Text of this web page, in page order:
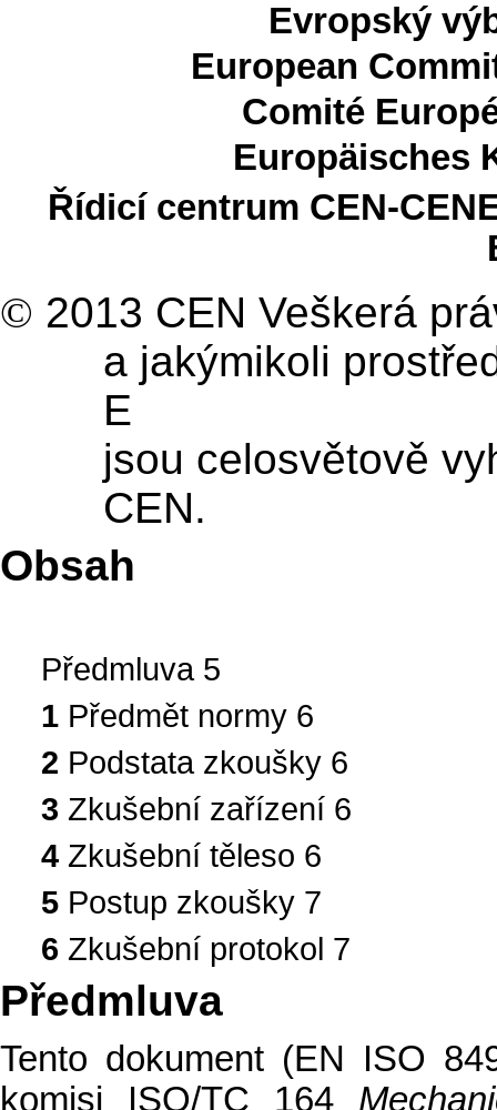
Evropský
European
Comité
Europäisches
Řídicí centrum CEN-
© 2013 CEN Veškerá
a jakýmikoli
E
jsou celosvětově
CEN.
Obsah
Předmluva 5
1 Předmět normy 6
2 Podstata zkoušky 6
3 Zkušební zařízení 6
4 Zkušební těleso 6
5 Postup zkoušky 7
6 Zkušební protokol 7
Předmluva
Tento dokument (EN ISO
komisi ISO/TC 164